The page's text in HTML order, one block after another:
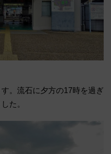
。流石に夕方の17時を過ぎ
た。